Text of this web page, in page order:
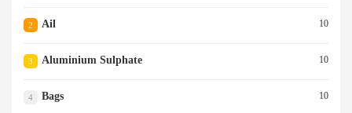
2 Ail 10
3 Aluminium Sulphate 10
4 Bags 10